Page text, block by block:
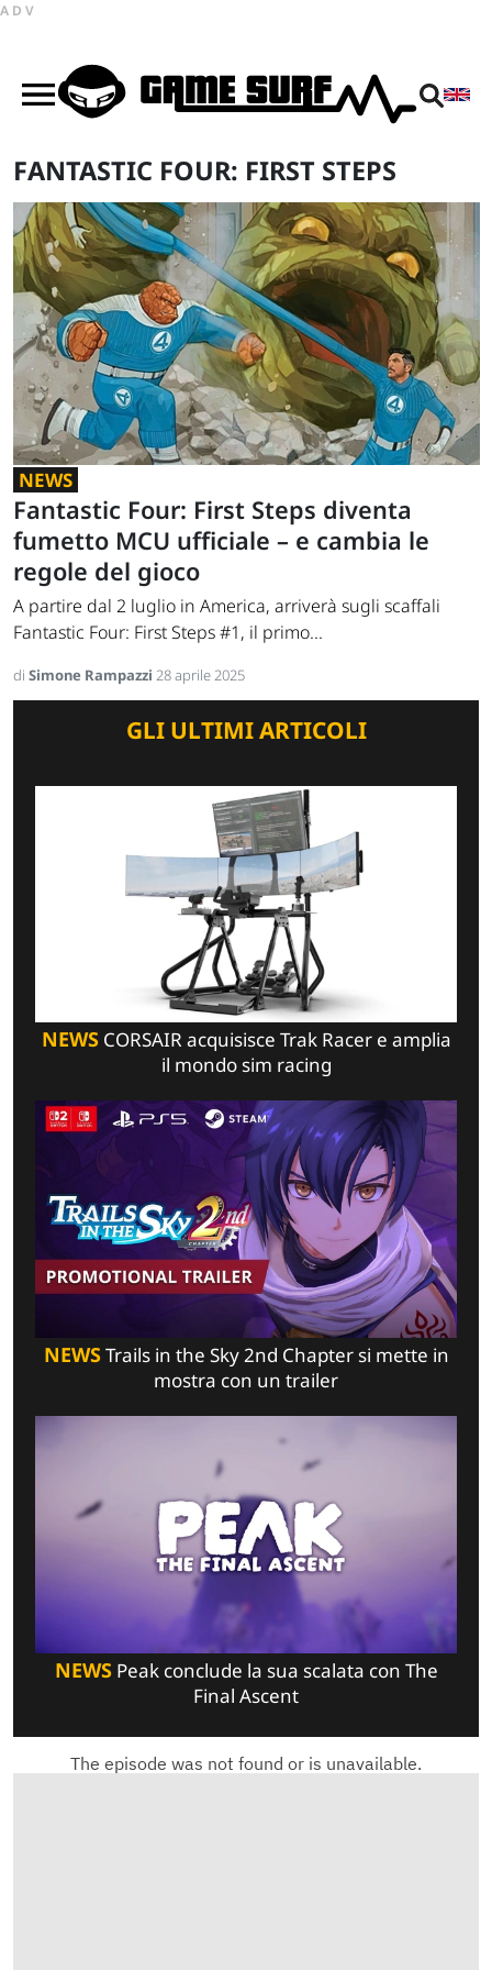
ADV
FANTASTIC FOUR: FIRST STEPS
NEWS
Fantastic Four: First Steps diventa
fumetto MCU ufficiale – e cambia le
regole del gioco
A partire dal 2 luglio in America, arriverà sugli scaffali
Fantastic Four: First Steps #1, il primo...
di Simone Rampazzi 28 aprile 2025
GLI ULTIMI ARTICOLI
NEWSCORSAIR acquisisce Trak Racer e amplia
il mondo sim racing
NEWSTrails in the Sky 2nd Chapter si mette in
mostra con un trailer
NEWSPeak conclude la sua scalata con The
Final Ascent